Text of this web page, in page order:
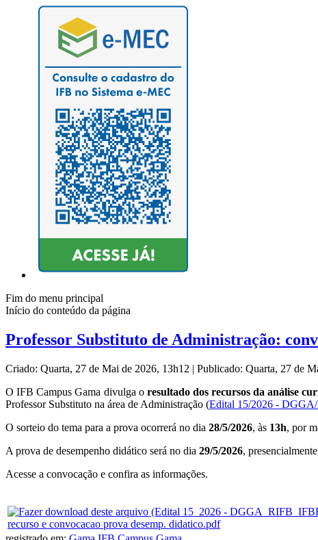
Fim do menu principal
Início do conteúdo da página
Professor Substituto de Administração:
Criado: Quarta, 27 de Mai de 2026, 13h12 | Publicado: Quarta, 27 de
O IFB Campus Gama divulga o resultado dos recursos da análise
Professor Substituto na área de Administração (Edital 15/2026 -
O sorteio do tema para a prova ocorrerá no dia 28/5/2026, às 13h, por
A prova de desempenho didático será no dia 29/5/2026,
Acesse a convocação e confira as informações.
recurso e convocacao prova desemp. didatico.pdf